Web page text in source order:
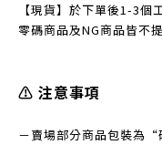
【現貨】於下單後1-3個
零碼商品及NG商品皆不提
⚠️ 注意事項
－賣場部分商品包裝為